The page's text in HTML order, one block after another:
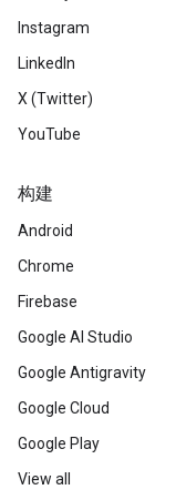
Instagram
LinkedIn
X (Twitter)
YouTube
构建
Android
Chrome
Firebase
Google AI Studio
Google Antigravity
Google Cloud
Google Play
View all